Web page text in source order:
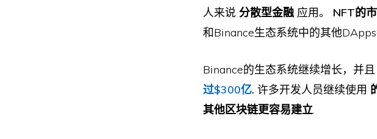
人来说 分散型金融 应用。 NFT的
和Binance生态系统中的其他
Binance的生态系统继续增长，并且
过$300亿. 许多开发人员继续使用
其他区块链更容易建立.